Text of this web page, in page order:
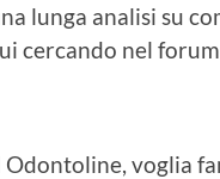
lunga analisi su
cercando nel
voglia